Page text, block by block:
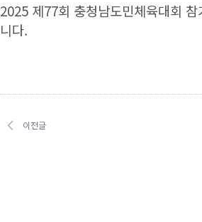
2025 제77회 충청남도민체육대회
니다.
이전글